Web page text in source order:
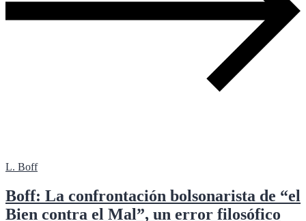
L. Boff
Boff: La confrontación bolsonarista de “el
Bien contra el Mal”, un error filosófico